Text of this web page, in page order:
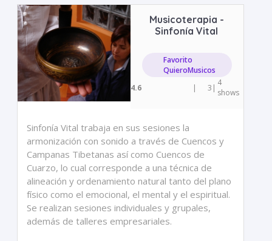
Musicoterapia -
Sinfonía Vital
Favorito
QuieroMusicos
4.6
| 3 | 4
shows
Sinfonía Vital trabaja en sus sesiones la
armonización con sonido a través de Cuencos y
Campanas Tibetanas así como Cuencos de
Cuarzo, lo cual corresponde a una técnica de
alineación y ordenamiento natural tanto del plano
físico como el emocional, el mental y el espiritual.
Se realizan sesiones individuales y grupales,
además de talleres empresariales.